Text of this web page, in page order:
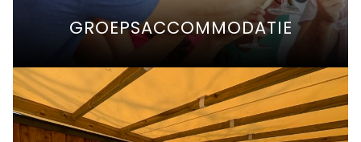
GROEPSACCOMMODATIE